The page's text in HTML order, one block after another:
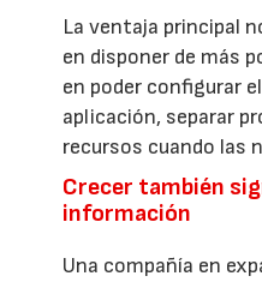
La ventaja principal
en disponer de más
en poder configurar
aplicación, separar
recursos cuando las
Crecer también
información
Una compañía en